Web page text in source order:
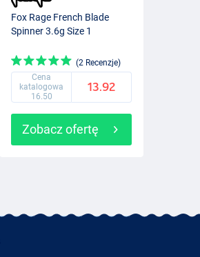
Fox Rage French Blade
Spinner 3.6g Size 1
(2 Recenzje)
Cena
katalogowa
16.50
13.92
Zobacz ofertę